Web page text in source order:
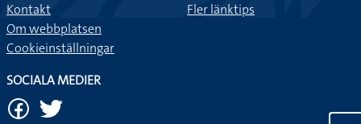
Kontakt
Om webbplatsen
Cookieinställningar
Fler länktips
SOCIALA MEDIER